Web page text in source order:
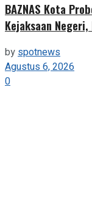
BAZNAS Kota
Kejaksaan
by spotnews
Agustus 6, 2026
0